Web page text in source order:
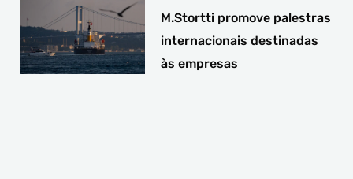
M.Stortti promove palestras
internacionais destinadas
às empresas